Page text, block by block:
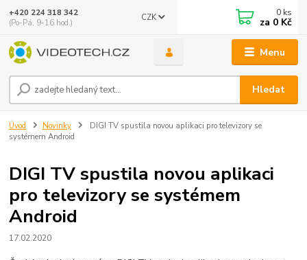
Menu
CZK
Hledat
+420 224 318 342
(Po-Pá, 9-16 hod.)
0 ks
za 0 Kč
Úvod Novinky
DIGI TV spustila novou aplikaci pro televizory se
systémem Android
DIGI TV spustila novou aplikaci
pro televizory se systémem
Android
17.02.2020